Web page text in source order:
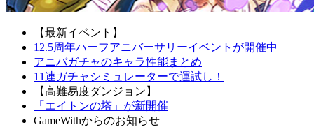
【最新イベント】
12.5周年ハーフアニバーサリーイベントが開催中
アニバガチャのキャラ性能まとめ
11連ガチャシミュレーターで運試し！
【高難易度ダンジョン】
「エイトンの塔」が新開催
GameWithからのお知らせ